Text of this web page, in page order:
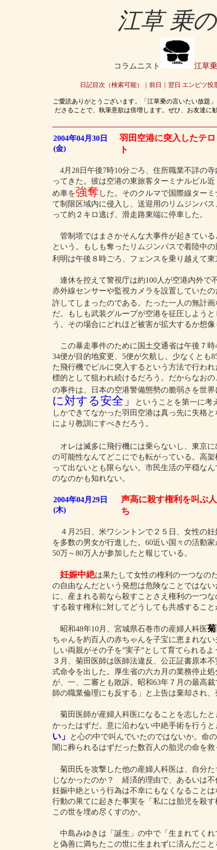
江草 乗
コラムニスト 江草乗
日記目次（検索可能） ｜ 前日 ｜ 翌日 エンピツ投
ご愛読ありがとうございます。「江草乗の言いたい放題
ださることで、執筆意欲は倍増します。ぜひ、お友達
2004年04月30日
(金)
羽田空港に突入したテ
ト
4月28日午後7時10分ごろ、住所職業不詳の
ってきた。彼は空港の東旅客ターミナルビル
め車を強奪 した。そのクルマで国際線ター
て制限区域内に侵入し、送迎用のリムジンバ
って約２キロ逃げ、滑走路東端に停車した。
管制塔ではまさかそんな大事件が起きてい
という。もしも奪ったリムジンバスで着陸中
利明は午後８時ごろ、フェンスを乗り越えて
連休を控えて警視庁は約100人が空港内外で
赤外線センサーや監視カメラを設置していた
許してしまったのである。たった一人の無計画
だ。もしも武装グループが空港を征圧しよう
う。その場合にどれほど被害が拡大するか想
この暴走事件のために国土交通省は午後７時
34便が目的地変更、5便が欠航し、少なくとも
た飛行機でビルに突入するという方法で行わ
標的として狙われ続けるだろう。だからなお
の事件は、日本の空港警備態勢の脆弱さを世
に対する安全」
ということを第一に考
しかできてなかった羽田空港は真っ先に失格
により教訓にすべきだろう。
オレは滅多に飛行機には乗らないし、東京に
の可能性なんてどこにでも転がっている。高
って出ないとも限らない。市民生活の平穏な
のなのかも知れない。
2004年04月29日
(木)
声高に殺す権利を叫ぶ
ち
４月25日、米ワシントンで２５日、女性の
を多数の男女が行進した。60近い国々の活動
50万～80万人が参加したと報じている。
妊娠中絶は果たして女性の権利の一つなの
の自由なんだという発想は危険なことではな
に、産まれる前なら殺すことさえ権利の一つ
する殺す権利に対してどうしても共感するこ
昭和48年10月、宮城県石巻市の産婦人科医
ちゃんを約百人の赤ちゃんを子宝に恵まれな
しい両親がその子を”実子”として育てられる
３月、菊田医師は医師法違反、公正証書原本
式命令を出した。厚生省の六カ月の業務停止
が、一、二審とも敗訴。昭和63年７月の最高
師の職業倫理にも反する」と上告は棄却され
菊田医師が産婦人科医になることを志した
かったはずだ。意に沿わない中絶手術を行うと
い」
と心の中で叫んでいたのではないか。命
闇に葬られるはずだった数百人の胎児の命を
菊田氏を攻撃した他の産婦人科医は、自分た
じなかったのか？ 経済的理由で、あるいは
妊娠中絶という行為は不幸にもなくなること
行動の果てに起きた事実を「私には胎児を殺
この世を埋め尽くすのか。
中島みゆきは「誕生」の中で「生まれてく
と偽善に満ちたこの世に生まれずに済んだこ